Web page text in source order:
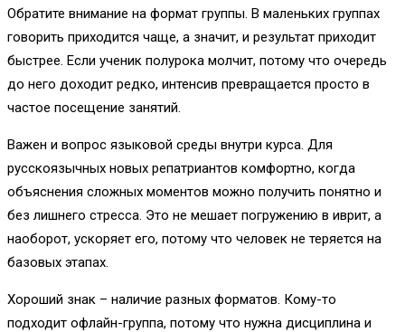
Обратите внимание на формат группы. В маленьких группах
говорить приходится чаще, а значит, и результат приходит
быстрее. Если ученик полурока молчит, потому что очередь
до него доходит редко, интенсив превращается просто в
частое посещение занятий.
Важен и вопрос языковой среды внутри курса. Для
русскоязычных новых репатриантов комфортно, когда
объяснения сложных моментов можно получить понятно и
без лишнего стресса. Это не мешает погружению в иврит, а
наоборот, ускоряет его, потому что человек не теряется на
базовых этапах.
Хороший знак – наличие разных форматов. Кому-то
подходит офлайн-группа, потому что нужна дисциплина и